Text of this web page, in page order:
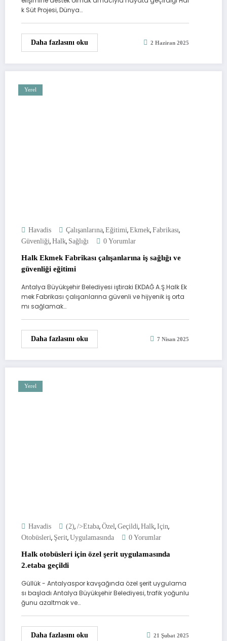
k Süt Projesi, Dünya…
Daha fazlasını oku 2 Haziran 2025
Yerel
Havadis Çalışanlarına, Eğitimi, Ekmek, Fabrikası,
Güvenliği, Halk, Sağlığı 0 Yorumlar
Halk Ekmek Fabrikası çalışanlarına iş sağlığı ve
güvenliği eğitimi
Antalya Büyükşehir Belediyesi iştiraki EKDAĞ A.Ş.Halk Ek
mek Fabrikası çalışanlarına güvenli ve hijyenik iş orta
mı sağlamak…
Daha fazlasını oku 7 Nisan 2025
Yerel
Havadis (2), />etaba, Özel, Geçildi, Halk, Için,
Otobüsleri, Şerit, Uygulamasında 0 Yorumlar
Halk otobüsleri için özel şerit uygulamasında
2.etaba geçildi
Güllük - Antalyaspor kavşağında özel şerit uygulama
sı başladı Antalya Büyükşehir Belediyesi, trafik yoğunlu
ğunu azaltmak ve…
Daha fazlasını oku 21 Şubat 2025